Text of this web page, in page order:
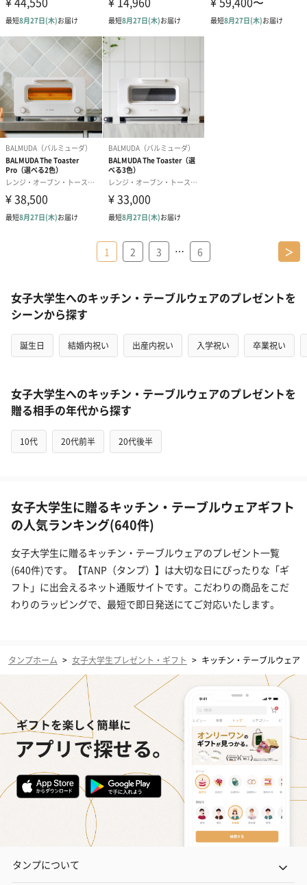
1 2 3 … 6 ＞
女子大学生へのキッチン・テーブルウェアのプレゼントを
シーンから探す
誕生日 結婚内祝い 出産内祝い 入学祝い 卒業祝い
女子大学生へのキッチン・テーブルウェアのプレゼントを
贈る相手の年代から探す
10代 20代前半 20代後半
女子大学生に贈るキッチン・テーブルウェアギフト
の人気ランキング(640件)
女子大学生に贈るキッチン・テーブルウェアのプレゼント一覧
(640件)です。【TANP（タンプ）】は大切な日にぴったりな「ギ
フト」に出会えるネット通販サイトです。こだわりの商品をこだ
わりのラッピングで、最短で即日発送にてご対応いたします。
タンプホーム > 女子大学生プレゼント・ギフト > キッチン・テーブルウェア
タンプについて